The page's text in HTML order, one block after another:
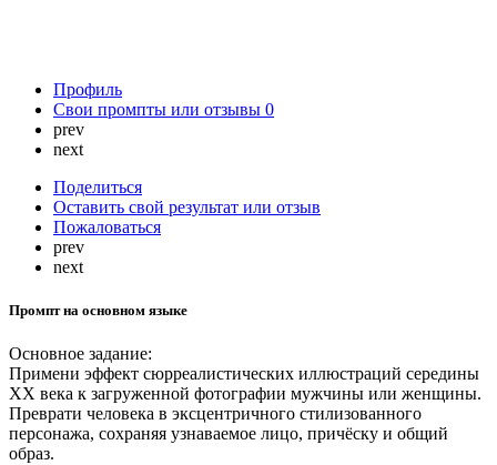
Профиль
Свои промпты или отзывы 0
prev
next
Поделиться
Оставить свой результат или отзыв
Пожаловаться
prev
next
Промпт на основном языке
Основное задание:
Примени эффект сюрреалистических иллюстраций середины
XX века к загруженной фотографии мужчины или женщины.
Преврати человека в эксцентричного стилизованного
персонажа, сохраняя узнаваемое лицо, причёску и общий
образ.